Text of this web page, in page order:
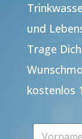
und
Trage
kostenlos
V